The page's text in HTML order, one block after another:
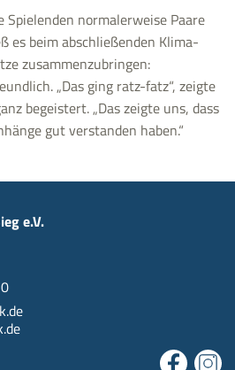
Spielenden normalerweise Paare
es beim abschließenden Klima-
zusammenzubringen:
„Das ging ratz-fatz“, zeigte
begeistert. „Das zeigte uns, dass
gut verstanden haben.“
e.V.